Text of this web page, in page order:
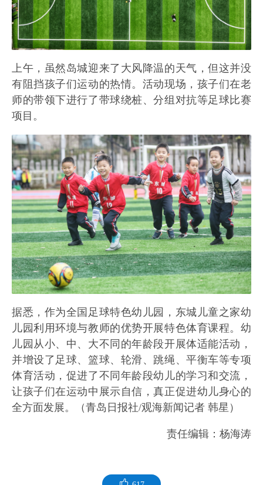
上午，虽然岛城迎来了大风降温的天气，但这并没
有阻挡孩子们运动的热情。活动现场，孩子们在老
师的带领下进行了带球绕桩、分组对抗等足球比赛
项目。
据悉，作为全国足球特色幼儿园，东城儿童之家幼
儿园利用环境与教师的优势开展特色体育课程。幼
儿园从小、中、大不同的年龄段开展体适能活动，
并增设了足球、篮球、轮滑、跳绳、平衡车等专项
体育活动，促进了不同年龄段幼儿的学习和交流，
让孩子们在运动中展示自信，真正促进幼儿身心的
全方面发展。（青岛日报社/观海新闻记者 韩星）
责任编辑：杨海涛